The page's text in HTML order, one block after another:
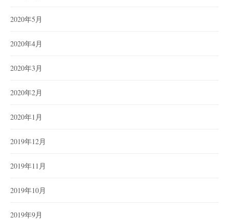
2020年5月
2020年4月
2020年3月
2020年2月
2020年1月
2019年12月
2019年11月
2019年10月
2019年9月